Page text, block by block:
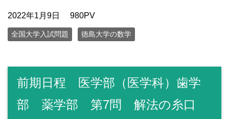
2022年1月9日 980PV
全国大学入試問題 徳島大学の数学
前期日程 医学部（医学科）歯学
部 薬学部 第7問 解法の糸口